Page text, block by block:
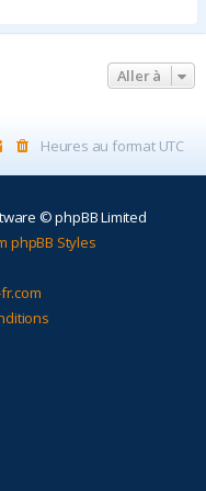
Aller à
Heures au format UTC
© phpBB Limited
phpBB Styles